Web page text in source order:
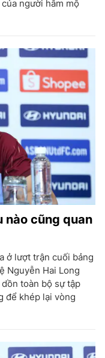
người hâm mộ
nào cũng quan
ở lượt trận cuối bảng
Nguyễn Hai Long
toàn bộ sự tập
để khép lại vòng